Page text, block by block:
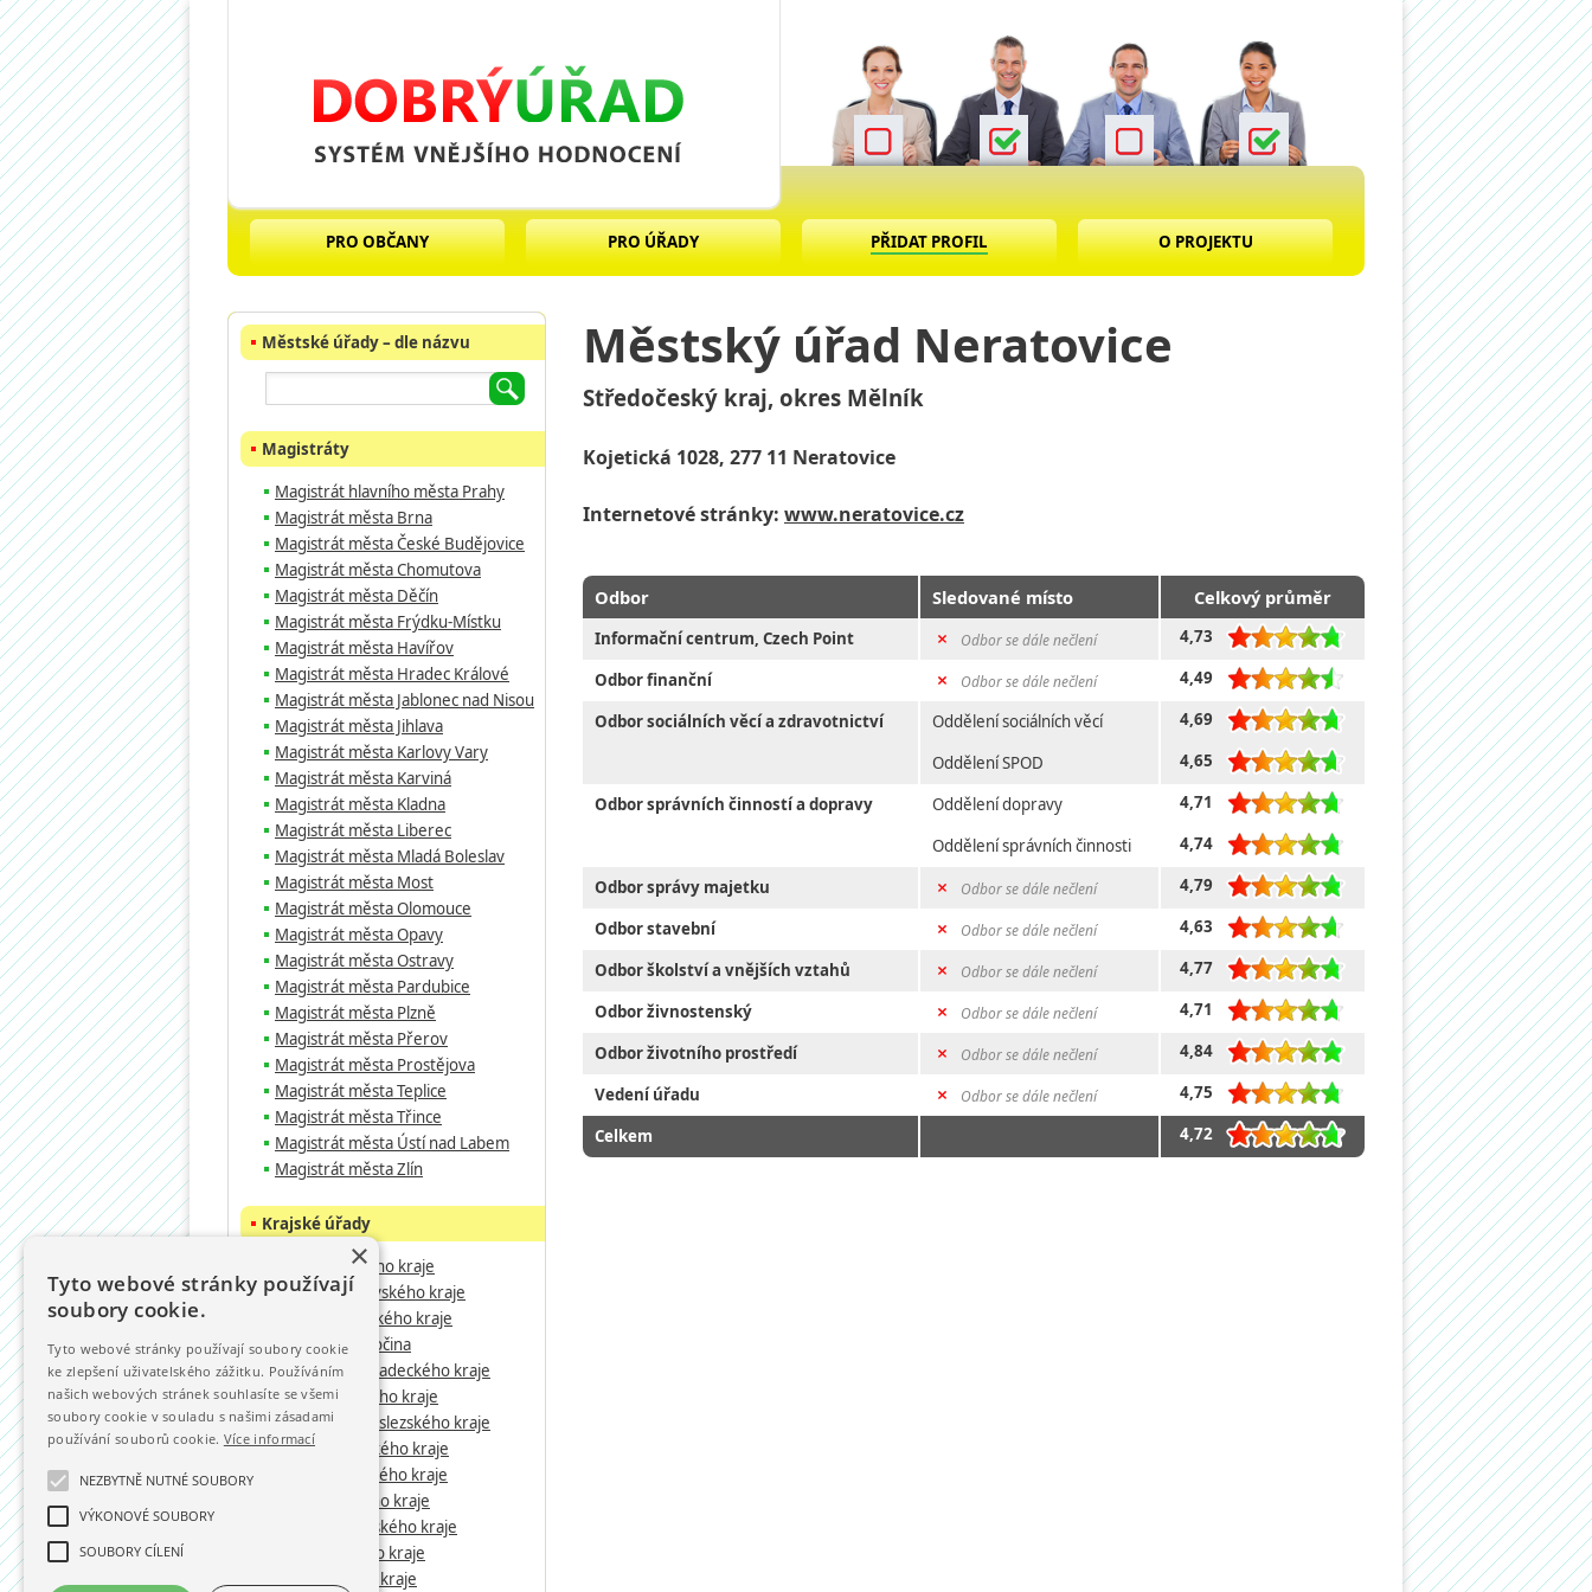
PRO OBČANY PRO ÚŘADY PŘIDAT PROFIL O PROJEKTU
Městské úřady – dle názvu
Magistráty
Magistrát hlavního města Prahy
Magistrát města Brna
Magistrát města České Budějovice
Magistrát města Chomutova
Magistrát města Děčín
Magistrát města Frýdku-Místku
Magistrát města Havířov
Magistrát města Hradec Králové
Magistrát města Jablonec nad Nisou
Magistrát města Jihlava
Magistrát města Karlovy Vary
Magistrát města Karviná
Magistrát města Kladna
Magistrát města Liberec
Magistrát města Mladá Boleslav
Magistrát města Most
Magistrát města Olomouce
Magistrát města Opavy
Magistrát města Ostravy
Magistrát města Pardubice
Magistrát města Plzně
Magistrát města Přerov
Magistrát města Prostějova
Magistrát města Teplice
Magistrát města Třince
Magistrát města Ústí nad Labem
Magistrát města Zlín
Krajské úřady
KrÚ Jihočeského kraje
KrÚ Jihomoravského kraje
KrÚ Karlovarského kraje
KrÚ Kraje Vysočina
KrÚ Královéhradeckého kraje
KrÚ Libereckého kraje
KrÚ Moravskoslezského kraje
KrÚ Olomouckého kraje
KrÚ Pardubického kraje
KrÚ Plzeňského kraje
KrÚ Středočeského kraje
KrÚ Ústeckého kraje
KrÚ Zlínského kraje
Městský úřad Neratovice
Středočeský kraj, okres Mělník
Kojetická 1028, 277 11 Neratovice
Internetové stránky: www.neratovice.cz
Odbor Sledované místo Celkový průměr
Informační centrum, Czech Point Odbor se dále nečlení 4,73
Odbor finanční Odbor se dále nečlení 4,49
Odbor sociálních věcí a zdravotnictví Oddělení sociálních věcí 4,69
Oddělení SPOD 4,65
Odbor správních činností a dopravy Oddělení dopravy 4,71
Oddělení správních činnosti 4,74
Odbor správy majetku Odbor se dále nečlení 4,79
Odbor stavební Odbor se dále nečlení 4,63
Odbor školství a vnějších vztahů Odbor se dále nečlení 4,77
Odbor živnostenský Odbor se dále nečlení 4,71
Odbor životního prostředí Odbor se dále nečlení 4,84
Vedení úřadu Odbor se dále nečlení 4,75
Celkem 4,72
×
Tyto webové stránky používají
soubory cookie.
Tyto webové stránky používají soubory cookie
ke zlepšení uživatelského zážitku. Používáním
našich webových stránek souhlasíte se všemi
soubory cookie v souladu s našimi zásadami
používání souborů cookie. Více informací
NEZBYTNĚ NUTNÉ SOUBORY
VÝKONOVÉ SOUBORY
SOUBORY CÍLENÍ